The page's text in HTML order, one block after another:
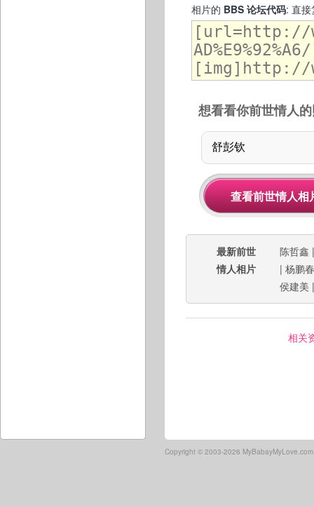
相片的 BBS 论坛代码: 直接
想看看你前世情人
最新前世
情人相片
陈哲鑫
| 杨鹏春
侯建美
相关
Copyright © 2003-2026